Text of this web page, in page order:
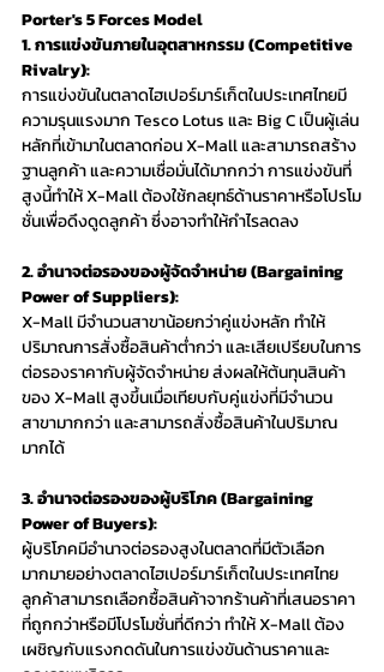
Porter's 5 Forces Model
1. การแข่งขันภายในอุตสาหกรรม (Competitive
Rivalry):
การแข่งขันในตลาดไฮเปอร์มาร์เก็ตในประเทศไทยมี
ความรุนแรงมาก Tesco Lotus และ Big C เป็นผู้เล่น
หลักที่เข้ามาในตลาดก่อน X-Mall และสามารถสร้าง
ฐานลูกค้า และความเชื่อมั่นได้มากกว่า การแข่งขันที่
สูงนี้ทำให้ X-Mall ต้องใช้กลยุทธ์ด้านราคาหรือโปรโม
ชั่นเพื่อดึงดูดลูกค้า ซึ่งอาจทำให้กำไรลดลง
2. อำนาจต่อรองของผู้จัดจำหน่าย (Bargaining
Power of Suppliers):
X-Mall มีจำนวนสาขาน้อยกว่าคู่แข่งหลัก ทำให้
ปริมาณการสั่งซื้อสินค้าต่ำกว่า และเสียเปรียบในการ
ต่อรองราคากับผู้จัดจำหน่าย ส่งผลให้ต้นทุนสินค้า
ของ X-Mall สูงขึ้นเมื่อเทียบกับคู่แข่งที่มีจำนวน
สาขามากกว่า และสามารถสั่งซื้อสินค้าในปริมาณ
มากได้
3. อำนาจต่อรองของผู้บริโภค (Bargaining
Power of Buyers):
ผู้บริโภคมีอำนาจต่อรองสูงในตลาดที่มีตัวเลือก
มากมายอย่างตลาดไฮเปอร์มาร์เก็ตในประเทศไทย
ลูกค้าสามารถเลือกซื้อสินค้าจากร้านค้าที่เสนอราคา
ที่ถูกกว่าหรือมีโปรโมชั่นที่ดีกว่า ทำให้ X-Mall ต้อง
เผชิญกับแรงกดดันในการแข่งขันด้านราคาและ